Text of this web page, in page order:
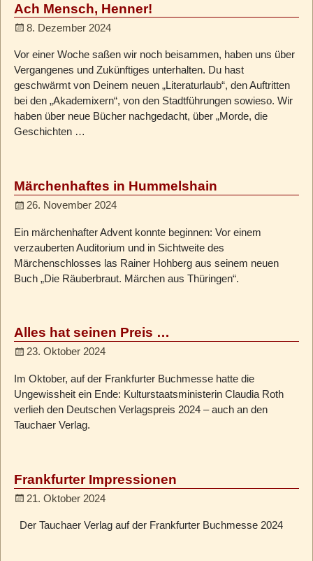
Ach Mensch, Henner!
8. Dezember 2024
Vor einer Woche saßen wir noch beisammen, haben uns über
Vergangenes und Zukünftiges unterhalten. Du hast
geschwärmt von Deinem neuen „Literaturlaub“, den Auftritten
bei den „Akademixern“, von den Stadtführungen sowieso. Wir
haben über neue Bücher nachgedacht, über „Morde, die
Geschichten …
Märchenhaftes in Hummelshain
26. November 2024
Ein märchenhafter Advent konnte beginnen: Vor einem
verzauberten Auditorium und in Sichtweite des
Märchenschlosses las Rainer Hohberg aus seinem neuen
Buch „Die Räuberbraut. Märchen aus Thüringen“.
Alles hat seinen Preis …
23. Oktober 2024
Im Oktober, auf der Frankfurter Buchmesse hatte die
Ungewissheit ein Ende: Kulturstaatsministerin Claudia Roth
verlieh den Deutschen Verlagspreis 2024 – auch an den
Tauchaer Verlag.
Frankfurter Impressionen
21. Oktober 2024
Der Tauchaer Verlag auf der Frankfurter Buchmesse 2024